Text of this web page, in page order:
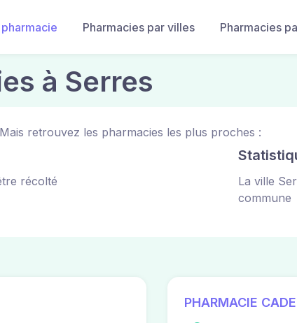
Pharmacies par villes Pharmacies
à Serres
retrouvez les pharmacies les plus proches :
récolté
La ville
commune
PHARMACIE